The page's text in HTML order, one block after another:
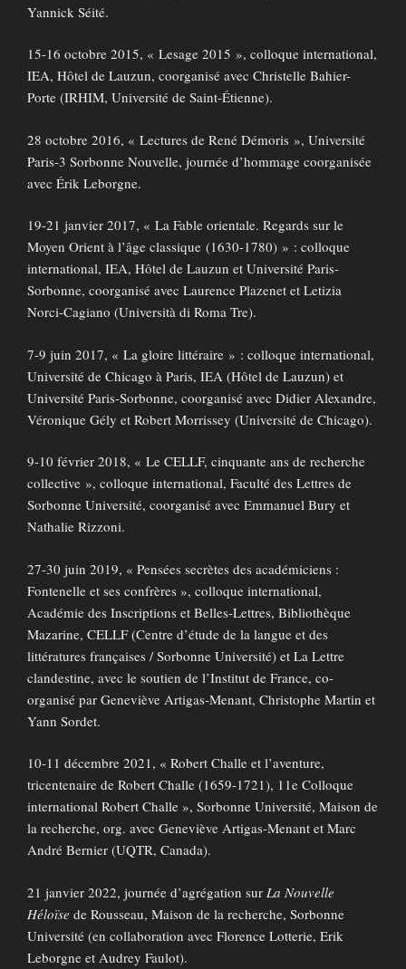
Yannick Séité.
15-16 octobre 2015, « Lesage 2015 », colloque international,
IEA, Hôtel de Lauzun, coorganisé avec Christelle Bahier-
Porte (IRHIM, Université de Saint-Étienne).
28 octobre 2016, « Lectures de René Démoris », Université
Paris-3 Sorbonne Nouvelle, journée d’hommage coorganisée
avec Érik Leborgne.
19-21 janvier 2017, « La Fable orientale. Regards sur le
Moyen Orient à l’âge classique (1630-1780) » : colloque
international, IEA, Hôtel de Lauzun et Université Paris-
Sorbonne, coorganisé avec Laurence Plazenet et Letizia
Norci-Cagiano (Università di Roma Tre).
7-9 juin 2017, « La gloire littéraire » : colloque international,
Université de Chicago à Paris, IEA (Hôtel de Lauzun) et
Université Paris-Sorbonne, coorganisé avec Didier Alexandre,
Véronique Gély et Robert Morrissey (Université de Chicago).
9-10 février 2018, « Le CELLF, cinquante ans de recherche
collective », colloque international, Faculté des Lettres de
Sorbonne Université, coorganisé avec Emmanuel Bury et
Nathalie Rizzoni.
27-30 juin 2019, « Pensées secrètes des académiciens :
Fontenelle et ses confrères », colloque international,
Académie des Inscriptions et Belles-Lettres, Bibliothèque
Mazarine, CELLF (Centre d’étude de la langue et des
littératures françaises / Sorbonne Université) et La Lettre
clandestine, avec le soutien de l’Institut de France, co-
organisé par Geneviève Artigas-Menant, Christophe Martin et
Yann Sordet.
10-11 décembre 2021, « Robert Challe et l’aventure,
tricentenaire de Robert Challe (1659-1721), 11e Colloque
international Robert Challe », Sorbonne Université, Maison de
la recherche, org. avec Geneviève Artigas-Menant et Marc
André Bernier (UQTR, Canada).
21 janvier 2022, journée d’agrégation sur La Nouvelle
Héloïse de Rousseau, Maison de la recherche, Sorbonne
Université (en collaboration avec Florence Lotterie, Erik
Leborgne et Audrey Faulot).